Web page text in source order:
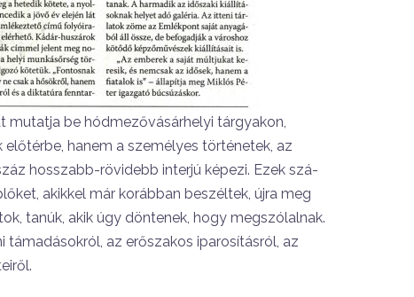
mutatja be hódmező­vásárhelyi tárgyakon,
hanem a személyes tör­ténetek, az
hosszabb-rövidebb interjú képezi. Ezek szá­
akikkel már ko­rábban beszéltek, újra meg
tanúk, akik úgy döntenek, hogy megszólalnak.
az erőszakos iparosí­tásról, az